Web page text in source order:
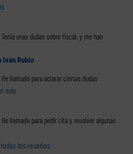
Tenia unas dudas sobre fiscal, y me han
Iván Rubio
He llamado para aclarar ciertas dudas
más
He llamado para pedir cita y resolver algunas
las reseñas